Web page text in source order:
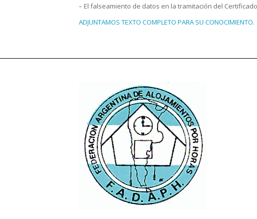
– El falseamiento de datos en la tramitación del
ADJUNTAMOS TEXTO COMPLETO PARA SU CONOCIMIENTO.